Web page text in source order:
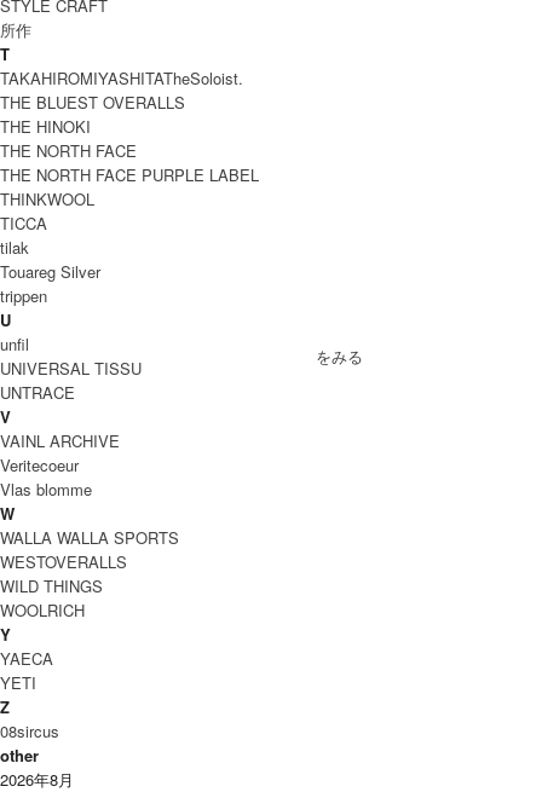
» もうすこしKLASICA (クラシカ)のアイテムをみる
KLASICA (クラシカ) ASTON RM /
カーブニーノーサイドシームパン
ツ
STYLE CRAFT
所作
T
TAKAHIROMIYASHITATheSoloist.
THE BLUEST OVERALLS
THE HINOKI
THE NORTH FACE
THE NORTH FACE PURPLE LABEL
THINKWOOL
TICCA
tilak
Touareg Silver
trippen
U
unfil
UNIVERSAL TISSU
UNTRACE
V
VAINL ARCHIVE
Veritecoeur
Vlas blomme
W
WALLA WALLA SPORTS
WESTOVERALLS
WILD THINGS
WOOLRICH
Y
YAECA
YETI
Z
08sircus
other
2026年8月